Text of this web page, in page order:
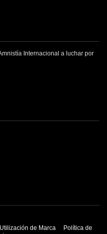
Internacional a luchar por
de Marca
Política de